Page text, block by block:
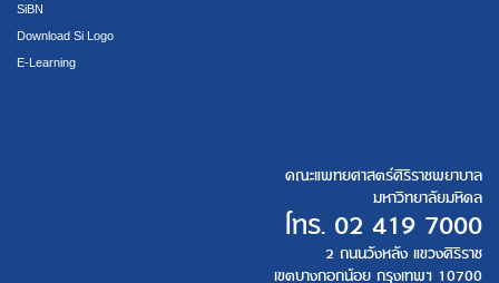
SiBN
Download Si Logo
E-Learning
คณะแพทยศาสตร์ศิริราชพยาบาล
มหาวิทยาลัยมหิดล
โทร. 02 419 7000
2 ถนนวังหลัง แขวงศิริราช
เขตบางกอกน้อย กรุงเทพฯ 10700